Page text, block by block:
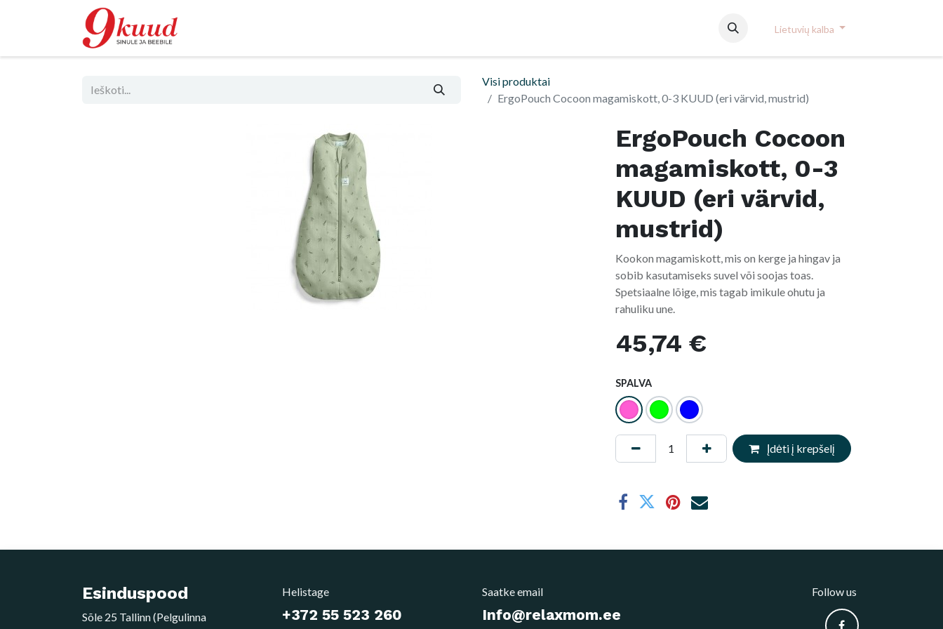
Lietuvių kalba
Visi produktai
ErgoPouch Cocoon magamiskott, 0-3 KUUD (eri värvid, mustrid)
ErgoPouch Cocoon
magamiskott, 0-3
KUUD (eri värvid,
mustrid)
Kookon magamiskott, mis on kerge ja hingav ja
sobib kasutamiseks suvel või soojas toas.
Spetsiaalne lõige, mis tagab imikule ohutu ja
rahuliku une.
45,74 €
SPALVA
Įdėti į krepšelį
Esinduspood
Sõle 25 Tallinn (Pelgulinna
Helistage
+372 55 523 260
Saatke email
Info@relaxmom.ee
Follow us